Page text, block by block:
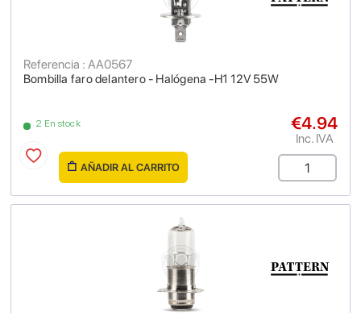
Bombilla faro delantero - Halógena -H1 12V 55W
Referencia : AA0567
2 En stock €4.94
Inc. IVA
AÑADIR AL CARRITO